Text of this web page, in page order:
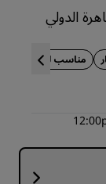
الدولي
مناسب للعائلات